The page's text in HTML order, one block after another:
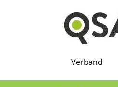
Verband